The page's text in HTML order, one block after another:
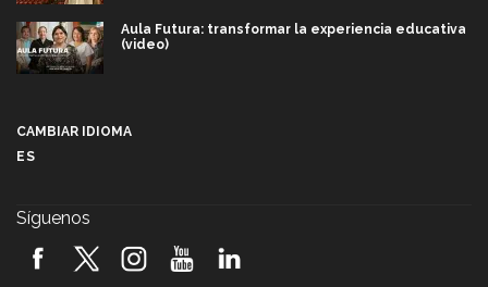
Aula Futura: transformar la experiencia educativa
(video)
2026! (video)
CAMBIAR IDIOMA
ES
Síguenos